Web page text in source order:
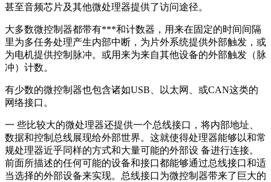
甚至音频芯片及其他微处理器提供了访问途径。
大多数微控制器都带有***和计数器，用来在固定的时间间隔
里为多任务处理产生内部中断，为片外系统提供外部触发，或
为电机提供控制脉冲。或用来为来自其他设备的外部触发（脉
冲）计数。
有少数的微控制器也包含诸如USB、以太网、或CAN这类的
网络接口。
一 些比较大的微处理器还提供一个总线接口，将内部地址、
数据和控制总线展现给外部世界。这就使得处理器能够以和常
规处理器近乎同样的方式和大量可能的外部设 备进行连接。
前面所描述的任何可能的设备和接口都能够通过总线接口和适
当选择的外部设备来实现。总线接口为微控制器带来了巨大的